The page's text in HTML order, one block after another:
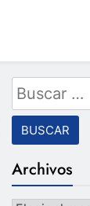
Buscar:
Archivos